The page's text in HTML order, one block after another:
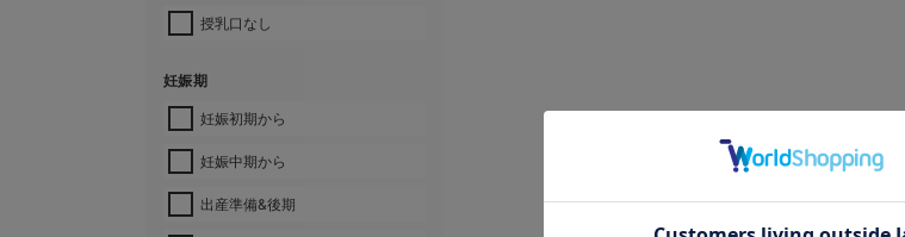
授乳口なし
妊娠期
妊娠初期から
妊娠中期から
出産準備&後期 お気に入り商品を確認する